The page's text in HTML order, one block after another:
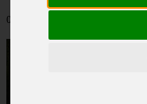
08/08/2026